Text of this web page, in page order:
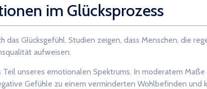
im Glücksprozess
Glücksgefühl. Studien zeigen, dass Menschen, die
aufweisen.
unseres emotionalen Spektrums. In moderatem
Gefühle zu einem verminderten Wohlbefinden und